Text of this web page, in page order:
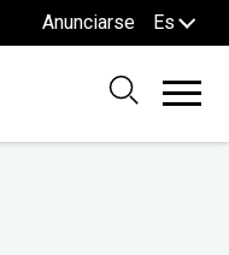
Anunciarse Es